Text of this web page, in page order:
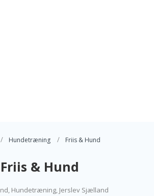
Hundetræning Friis & Hund
Friis & Hund
Hundetræning, Jerslev Sjælland